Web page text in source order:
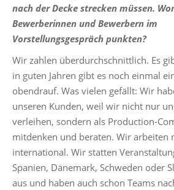
nach der Decke strecken müssen.
Bewerberinnen und Bewerbern im
Vorstellungsgespräch punkten?
Wir zahlen überdurchschnittlich. Es
in guten Jahren gibt es noch einmal
obendrauf. Was vielen gefällt: Wir
unseren Kunden, weil wir nicht nur
verleihen, sondern als Production-
mitdenken und beraten. Wir arbeiten
international. Wir statten
Spanien, Dänemark, Schweden oder
aus und haben auch schon Teams